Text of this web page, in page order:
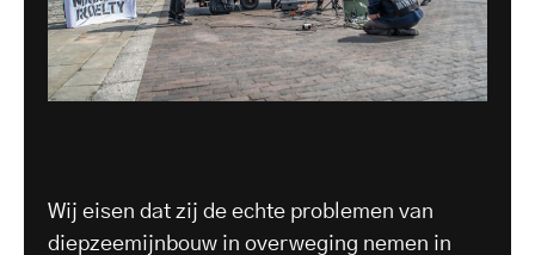
Wij eisen dat zij de echte problemen van
diepzeemijnbouw in overweging nemen in